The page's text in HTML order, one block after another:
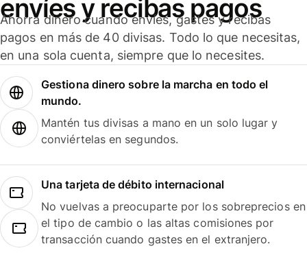
envíes y recibas pagos
Ahorra dinero cuando envíes, gastes y recibas
pagos en más de 40 divisas. Todo lo que necesitas,
en una sola cuenta, siempre que lo necesites.
Gestiona dinero sobre la marcha en todo el
mundo.
Mantén tus divisas a mano en un solo lugar y
conviértelas en segundos.
Una tarjeta de débito internacional
No vuelvas a preocuparte por los sobreprecios en
el tipo de cambio o las altas comisiones por
transacción cuando gastes en el extranjero.